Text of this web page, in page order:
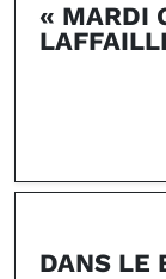
« MARDI
DANS LE